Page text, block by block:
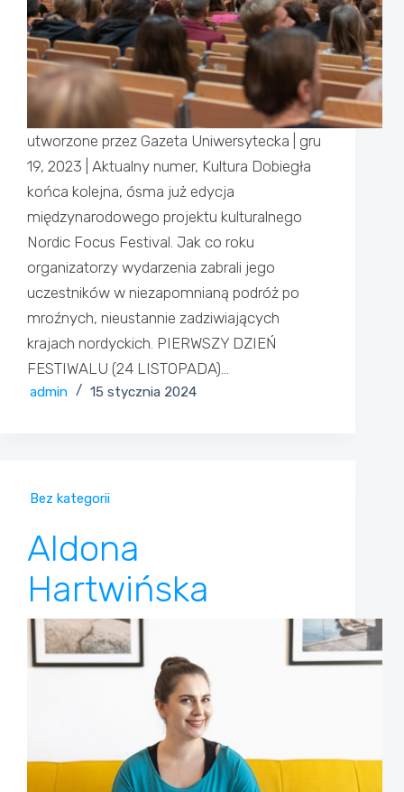
utworzone przez Gazeta Uniwersytecka | gru
19, 2023 | Aktualny numer, Kultura Dobiegła
końca kolejna, ósma już edycja
międzynarodowego projektu kulturalnego
Nordic Focus Festival. Jak co roku
organizatorzy wydarzenia zabrali jego
uczestników w niezapomnianą podróż po
mroźnych, nieustannie zadziwiających
krajach nordyckich. PIERWSZY DZIEŃ
FESTIWALU (24 LISTOPADA)…
admin 15 stycznia 2024
Bez kategorii
Aldona
Hartwińska